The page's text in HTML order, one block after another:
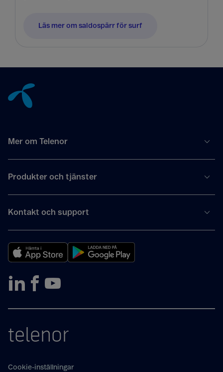
Läs mer om saldospärr för surf
Mer om Telenor
Produkter och tjänster
Kontakt och support
telenor
Cookie-inställningar